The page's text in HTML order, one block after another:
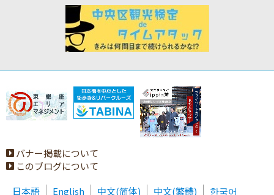
バナー掲載について
このブログについて
日本語
English 中文(简体) 中文(繁體) 한국어